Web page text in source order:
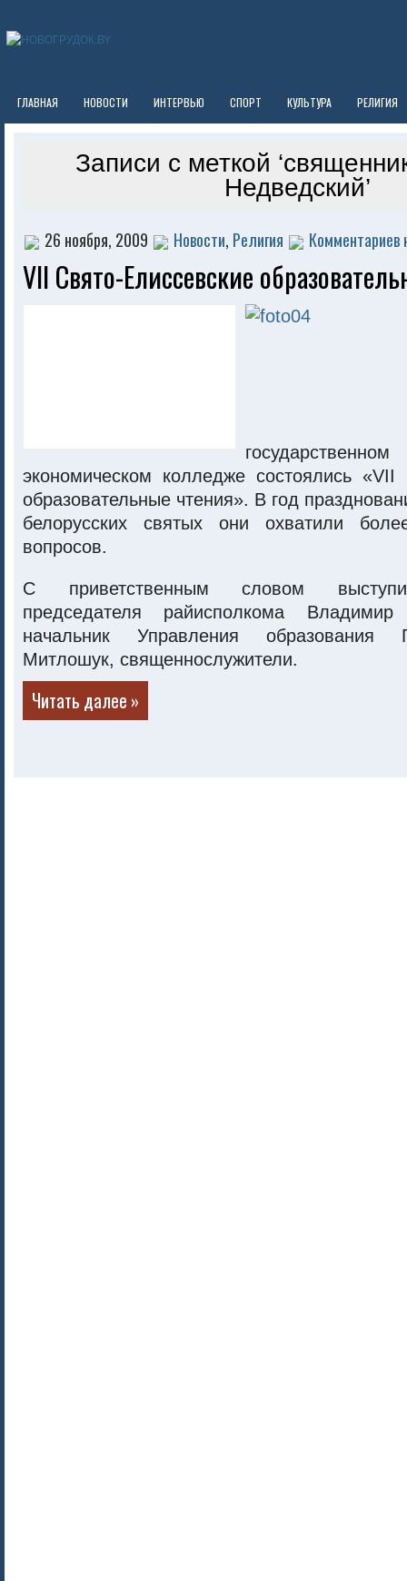
ГЛАВНАЯ НОВОСТИ ИНТЕРВЬЮ СПОРТ КУЛЬТУРА РЕЛИГИЯ
Записи с меткой
Недведский’
26 ноября, 2009 Новости, Религия Комментариев
VII Свято-Елиссевские
экономическом колледже состоялись «VII
образовательные чтения». В год
белорусских святых они охватили
вопросов.
С приветственным словом
председателя райисполкома
начальник Управления образования
Митлошук, священнослужители.
Читать далее »